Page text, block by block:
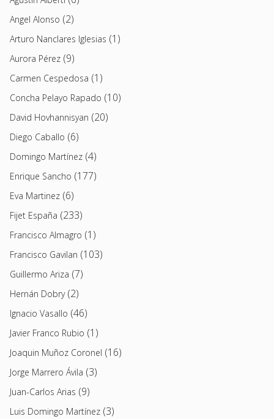
Angel Alonso (2)
Arturo Nanclares Iglesias (1)
Aurora Pérez (9)
Carmen Cespedosa (1)
Concha Pelayo Rapado (10)
David Hovhannisyan (20)
Diego Caballo (6)
Domingo Martínez (4)
Enrique Sancho (177)
Eva Martinez (6)
Fijet España (233)
Francisco Almagro (1)
Francisco Gavilan (103)
Guillermo Ariza (7)
Hernán Dobry(2)
Ignacio Vasallo (46)
Javier Franco Rubio (1)
Joaquin Muñoz Coronel (16)
Jorge Marrero Ávila (3)
Juan-Carlos Arias (9)
Luis Domingo Martínez (3)